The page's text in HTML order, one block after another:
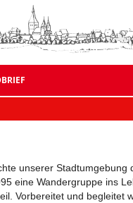
Zum
Inhalt
springen
JULI 2022
OKTOBER 2021
unserer Stadtumgebung
eine Wandergruppe ins
Vorbereitet und begleitet